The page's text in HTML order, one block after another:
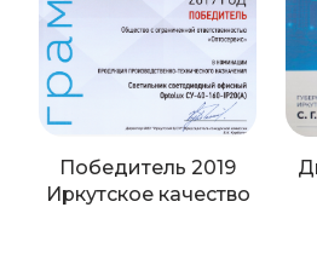
Победитель 2019
Иркутское качество